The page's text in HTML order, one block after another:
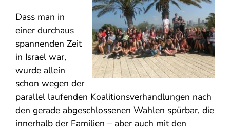
Dass man in
einer durchaus
spannenden Zeit
in Israel war,
wurde allein
schon wegen der
parallel laufenden Koalitionsverhandlungen nach
den gerade abgeschlossenen Wahlen spürbar, die
innerhalb der Familien – aber auch mit den